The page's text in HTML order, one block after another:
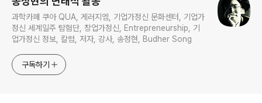
과학카페 쿠아 QUA, 게러지엠, 기업가정신 문화센터, 기업가
정신 세계일주 탐험단, 창업가정신, Entrepreneurship, 기
업가정신 정보, 칼럼, 저자, 강사, 송정현, Budher Song
구독하기